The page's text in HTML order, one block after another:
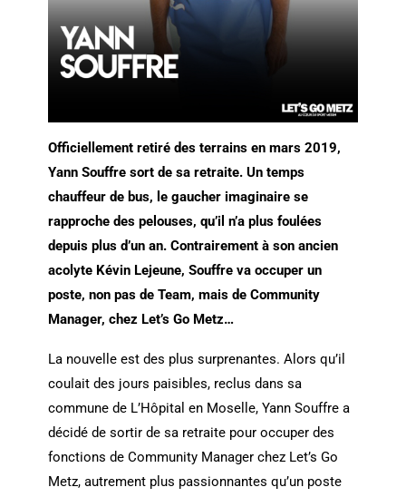
Officiellement retiré des terrains en mars 2019,
Yann Souffre sort de sa retraite. Un temps
chauffeur de bus, le gaucher imaginaire se
rapproche des pelouses, qu’il n’a plus foulées
depuis plus d’un an. Contrairement à son ancien
acolyte Kévin Lejeune, Souffre va occuper un
poste, non pas de Team, mais de Community
Manager, chez Let’s Go Metz…
La nouvelle est des plus surprenantes. Alors qu’il
coulait des jours paisibles, reclus dans sa
commune de L’Hôpital en Moselle, Yann Souffre a
décidé de sortir de sa retraite pour occuper des
fonctions de Community Manager chez Let’s Go
Metz, autrement plus passionnantes qu’un poste